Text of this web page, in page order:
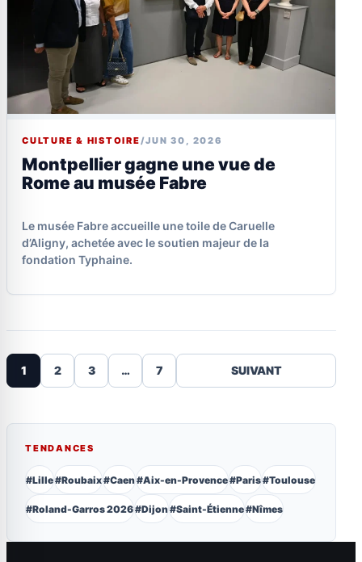
CULTURE & HISTOIRE/JUN 30, 2026
Montpellier gagne une vue de
Rome au musée Fabre
Le musée Fabre accueille une toile de Caruelle
d’Aligny, achetée avec le soutien majeur de la
fondation Typhaine.
1 2 3 … 7 SUIVANT
TENDANCES
#Lille#Roubaix#Caen#Aix-en-Provence#Paris#Toulouse
#Roland-Garros 2026#Dijon#Saint-Étienne#Nîmes